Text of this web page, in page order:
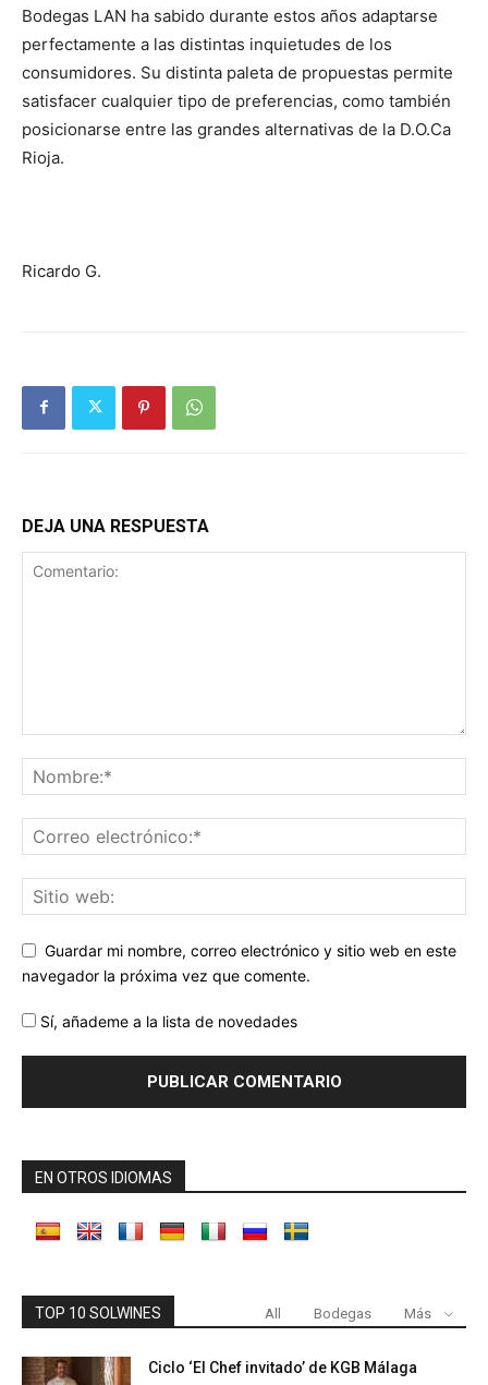
Bodegas LAN ha sabido durante estos años adaptarse
perfectamente a las distintas inquietudes de los
consumidores. Su distinta paleta de propuestas permite
satisfacer cualquier tipo de preferencias, como también
posicionarse entre las grandes alternativas de la D.O.Ca
Rioja.
Ricardo G.
DEJA UNA RESPUESTA
Guardar mi nombre, correo electrónico y sitio web en este
navegador la próxima vez que comente.
Sí, añademe a la lista de novedades
EN OTROS IDIOMAS
TOP 10 SOLWINES All Bodegas Más
Ciclo ‘El Chef invitado’ de KGB Málaga